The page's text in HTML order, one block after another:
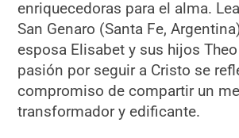
enriquecedoras para el alma.
San Genaro (Santa Fe,
esposa Elisabet y sus hijos
pasión por seguir a Cristo se
compromiso de compartir un
transformador y edificante.